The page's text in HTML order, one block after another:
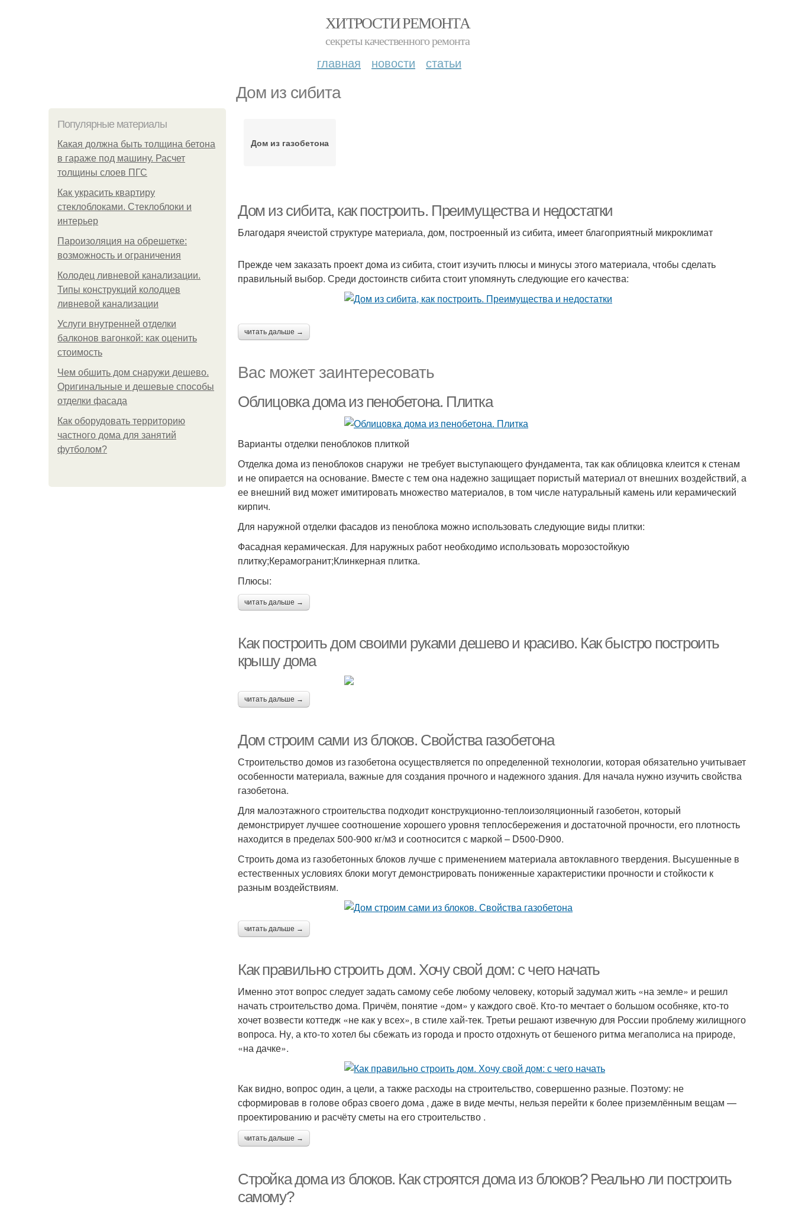
ХИТРОСТИ РЕМОНТА
секреты качественного ремонта
главная новости статьи
Дом из сибита
Популярные материалы
Какая должна быть толщина бетона
в гараже под машину. Расчет
толщины слоев ПГС
Как украсить квартиру
стеклоблоками. Стеклоблоки и
интерьер
Пароизоляция на обрешетке:
возможность и ограничения
Колодец ливневой канализации.
Типы конструкций колодцев
ливневой канализации
Услуги внутренней отделки
балконов вагонкой: как оценить
стоимость
Чем обшить дом снаружи дешево.
Оригинальные и дешевые способы
отделки фасада
Как оборудовать территорию
частного дома для занятий
футболом?
Дом из газобетона
Дом из сибита, как построить. Преимущества и недостатки
Благодаря ячеистой структуре материала, дом, построенный из сибита, имеет благоприятный микроклимат
Прежде чем заказать проект дома из сибита, стоит изучить плюсы и минусы этого материала, чтобы сделать
правильный выбор. Среди достоинств сибита стоит упомянуть следующие его качества:
читать дальше →
Вас может заинтересовать
Облицовка дома из пенобетона. Плитка
Варианты отделки пеноблоков плиткой
Отделка дома из пеноблоков снаружи не требует выступающего фундамента, так как облицовка клеится к стенам
и не опирается на основание. Вместе с тем она надежно защищает пористый материал от внешних воздействий, а
ее внешний вид может имитировать множество материалов, в том числе натуральный камень или керамический
кирпич.
Для наружной отделки фасадов из пеноблока можно использовать следующие виды плитки:
Фасадная керамическая. Для наружных работ необходимо использовать морозостойкую
плитку;Керамогранит;Клинкерная плитка.
Плюсы:
читать дальше →
Как построить дом своими руками дешево и красиво. Как быстро построить
крышу дома
читать дальше →
Дом строим сами из блоков. Свойства газобетона
Строительство домов из газобетона осуществляется по определенной технологии, которая обязательно учитывает
особенности материала, важные для создания прочного и надежного здания. Для начала нужно изучить свойства
газобетона.
Для малоэтажного строительства подходит конструкционно-теплоизоляционный газобетон, который
демонстрирует лучшее соотношение хорошего уровня теплосбережения и достаточной прочности, его плотность
находится в пределах 500-900 кг/м3 и соотносится с маркой – D500-D900.
Строить дома из газобетонных блоков лучше с применением материала автоклавного твердения. Высушенные в
естественных условиях блоки могут демонстрировать пониженные характеристики прочности и стойкости к
разным воздействиям.
читать дальше →
Как правильно строить дом. Хочу свой дом: с чего начать
Именно этот вопрос следует задать самому себе любому человеку, который задумал жить «на земле» и решил
начать строительство дома. Причём, понятие «дом» у каждого своё. Кто-то мечтает о большом особняке, кто-то
хочет возвести коттедж «не как у всех», в стиле хай-тек. Третьи решают извечную для России проблему жилищного
вопроса. Ну, а кто-то хотел бы сбежать из города и просто отдохнуть от бешеного ритма мегаполиса на природе,
«на дачке».
Как видно, вопрос один, а цели, а также расходы на строительство, совершенно разные. Поэтому: не
сформировав в голове образ своего дома , даже в виде мечты, нельзя перейти к более приземлённым вещам —
проектированию и расчёту сметы на его строительство .
читать дальше →
Стройка дома из блоков. Как строятся дома из блоков? Реально ли построить
самому?